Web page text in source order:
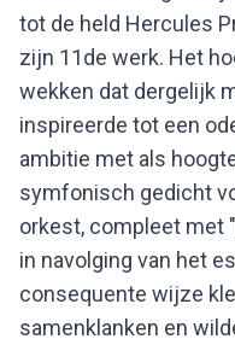
tot de held Hercules
zijn 11de werk. Het
wekken dat dergelijk
inspireerde tot een
ambitie met als
symfonisch gedicht
orkest, compleet met
in navolging van het
consequente wijze
samenklanken en